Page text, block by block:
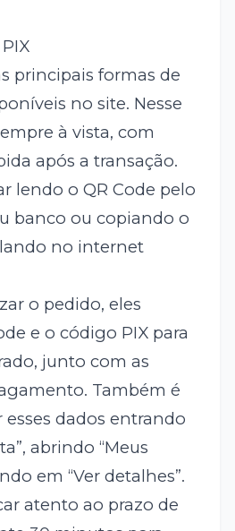
principais formas de
no site. Nesse
à vista, com
após a transação.
lendo o QR Code pelo
banco ou copiando o
no internet
o pedido, eles
e o código PIX para
junto com as
Também é
esses dados entrando
abrindo “Meus
em “Ver detalhes”.
atento ao prazo de